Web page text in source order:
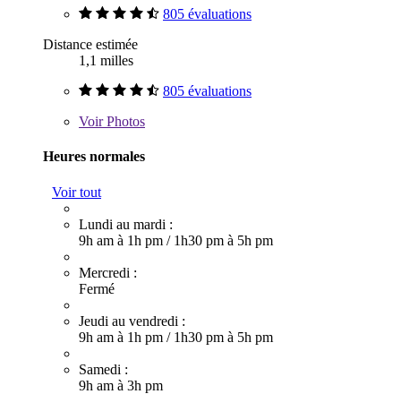
805 évaluations
Distance estimée
1,1 milles
805 évaluations
VoirPhotos
Heures normales
Voir tout
Lundi au mardi :
9h am à 1h pm / 1h30 pm à 5h pm
Mercredi :
Fermé
Jeudi au vendredi :
9h am à 1h pm / 1h30 pm à 5h pm
Samedi :
9h am à 3h pm